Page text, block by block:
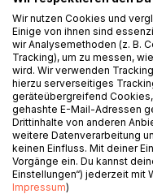
Dieses
auch die
Dieses
Viele
Wir nutzen Cookies und
Einige von ihnen sind
wir Analysemethoden (z. B.
Tracking), um zu messen,
wird. Wir verwenden
hierzu serverseitiges
geräteübergreifend
gehashte E-Mail-Adressen
Drittinhalte von anderen
weitere Datenverarbeitung
keinen Einfluss. Mit deiner
Vorgänge ein. Du kannst
Einstellungen“) jederzeit mit
Impressum)